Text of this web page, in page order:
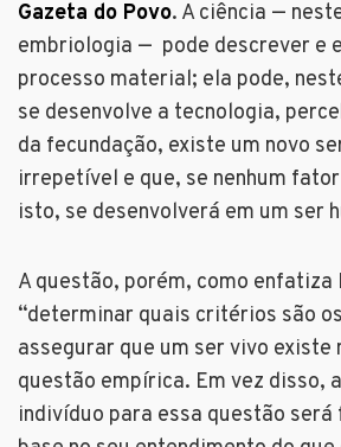
Gazeta do Povo. A ciência —
embriologia — pode descrever e
processo material; ela pode,
se desenvolve a tecnologia,
da fecundação, existe um novo
irrepetível e que, se nenhum
isto, se desenvolverá em um ser
A questão, porém, como enfatiza
“determinar quais critérios são
assegurar que um ser vivo existe
questão empírica. Em vez disso,
indivíduo para essa questão será